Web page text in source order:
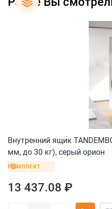
Внутренний ящик
мм, до 30 кг), серый орион
Комплект
13 437.08 ₽